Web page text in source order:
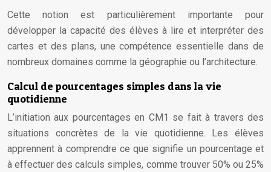
Cette notion est particulièrement importante pour
développer la capacité des élèves à lire et interpréter des
cartes et des plans, une compétence essentielle dans de
nombreux domaines comme la géographie ou l’architecture.
Calcul de pourcentages simples dans la vie
quotidienne
L’initiation aux pourcentages en CM1 se fait à travers des
situations concrètes de la vie quotidienne. Les élèves
apprennent à comprendre ce que signifie un pourcentage et
à effectuer des calculs simples, comme trouver 50% ou 25%